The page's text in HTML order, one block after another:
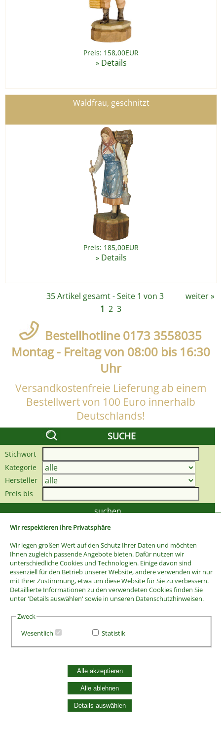
Wir respektieren Ihre Privatsphäre
Wir legen großen Wert auf den Schutz Ihrer Daten und möchten
Ihnen zugleich passende Angebote bieten. Dafür nutzen wir
unterschiedliche Cookies und Technologien. Einige davon sind
essenziell für den Betrieb unserer Website, andere verwenden wir nur
mit Ihrer Zustimmung, etwa um diese Website für Sie zu verbessern.
Detaillierte Informationen zu den verwendeten Cookies finden Sie
unter 'Details auswählen' sowie in unseren Datenschutzhinweisen.
Zweck
Wesentlich
Statistik
Alle akzeptieren
Alle ablehnen
Details auswählen
Preis: 158,00EUR
» Details
Waldfrau, geschnitzt
Preis: 185,00EUR
» Details
35 Artikel gesamt - Seite 1 von 3 weiter»
1 2 3
Bestellhotline 0173 3558035
Montag - Freitag von 08:00 bis 16:30
Uhr
Versandkostenfreie Lieferung ab einem
Bestellwert von 100 Euro innerhalb
Deutschlands!
SUCHE
Stichwort
Kategorie
Hersteller
Preis bis
AGB
Vertrag widerrufen
Datenschutzerklärung
Zahlung und Versand
Batterieentsorgung
Widerruf Cookie-Einwilligung